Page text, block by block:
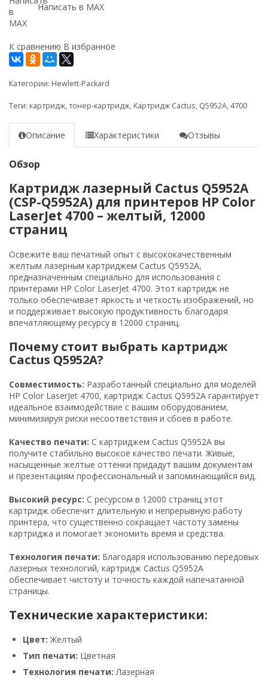
Написать в MAX
К сравнению В избранное
Категории: Hewlett-Packard
Теги: картридж,тонер-картридж, Картридж Cactus, Q5952A,4700
Описание Характеристики Отзывы
Обзор
Картридж лазерный Cactus Q5952A
(CSP-Q5952A) для принтеров HP Color
LaserJet 4700 – желтый, 12000
страниц
Освежите ваш печатный опыт с высококачественным
желтым лазерным картриджем Cactus Q5952A,
предназначенным специально для использования с
принтерами HP Color LaserJet 4700. Этот картридж не
только обеспечивает яркость и четкость изображений, но
и поддерживает высокую продуктивность благодаря
впечатляющему ресурсу в 12000 страниц.
Почему стоит выбрать картридж
Cactus Q5952A?
Совместимость: Разработанный специально для моделей
HP Color LaserJet 4700, картридж Cactus Q5952A гарантирует
идеальное взаимодействие с вашим оборудованием,
минимизируя риски несоответствия и сбоев в работе.
Качество печати: С картриджем Cactus Q5952A вы
получите стабильно высокое качество печати. Живые,
насыщенные желтые оттенки придадут вашим документам
и презентациям профессиональный и запоминающийся вид.
Высокий ресурс: С ресурсом в 12000 страниц этот
картридж обеспечит длительную и непрерывную работу
принтера, что существенно сокращает частоту замены
картриджа и помогает экономить время и средства.
Технология печати: Благодаря использованию передовых
лазерных технологий, картридж Cactus Q5952A
обеспечивает чистоту и точность каждой напечатанной
страницы.
Технические характеристики:
Цвет: Желтый
Тип печати: Цветная
Технология печати: Лазерная